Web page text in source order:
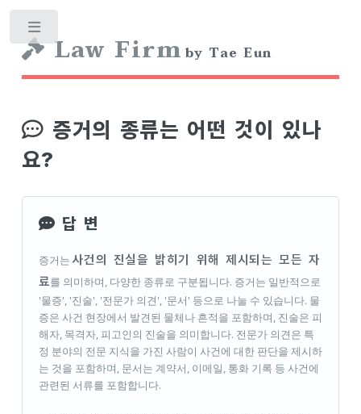
Law Firm by Tae Eun
증거의 종류는 어떤 것이 있나
요?
답 변
증거는 사건의 진실을 밝히기 위해 제시되는 모든 자
료를 의미하며, 다양한 종류로 구분됩니다. 증거는 일반적으로
'물증', '진술', '전문가 의견', '문서' 등으로 나눌 수 있습니다. 물
증은 사건 현장에서 발견된 물체나 흔적을 포함하며, 진술은 피
해자, 목격자, 피고인의 진술을 의미합니다. 전문가 의견은 특
정 분야의 전문 지식을 가진 사람이 사건에 대한 판단을 제시하
는 것을 포함하며, 문서는 계약서, 이메일, 통화 기록 등 사건에
관련된 서류를 포함합니다.